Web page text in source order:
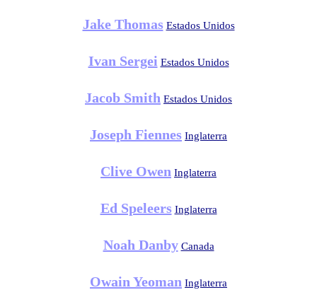
Jake Thomas Estados Unidos
Ivan Sergei Estados Unidos
Jacob Smith Estados Unidos
Joseph Fiennes Inglaterra
Clive Owen Inglaterra
Ed Speleers Inglaterra
Noah Danby Canada
Owain Yeoman Inglaterra